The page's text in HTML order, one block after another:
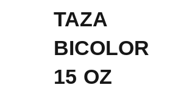
TAZA
BICOLOR
15 OZ